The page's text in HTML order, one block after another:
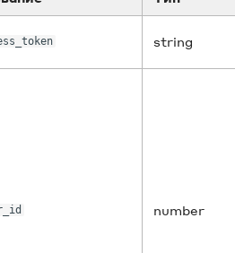
string
number